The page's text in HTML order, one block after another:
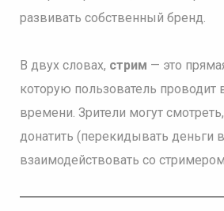
развивать собственный бренд.
В двух словах, стрим — это
которую пользователь проводит
времени. Зрители могут
донатить (перекидывать деньги
взаимодействовать со стримером